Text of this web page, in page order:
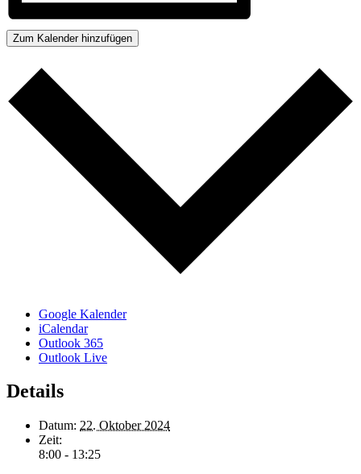
Zum Kalender hinzufügen
Google Kalender
iCalendar
Outlook 365
Outlook Live
Details
Datum: 22. Oktober 2024
Zeit:
8:00 - 13:25